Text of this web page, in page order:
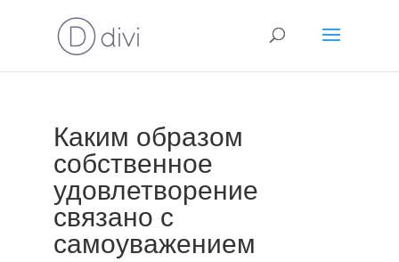
Каким образом
собственное
удовлетворение
связано с
самоуважением